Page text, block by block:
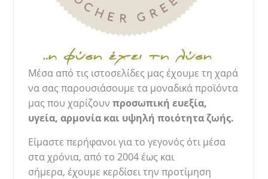
Μέσα από τις ιστοσελίδες μας έχουμε τη χαρά
να σας παρουσιάσουμε τα μοναδικά προϊόντα
μας που χαρίζουν ​ προσωπική ευεξία,
υγεία, αρμονία και υψηλή ποιότητα ζωής.
Είμαστε περήφανοι για το γεγονός ότι μέσα
στα χρόνια, από το 2004 έως και
σήμερα, έχουμε κερδίσει την προτίμηση